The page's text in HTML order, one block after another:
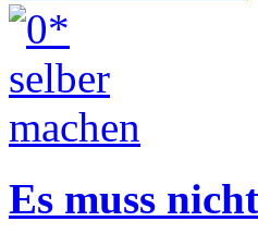
Es muss